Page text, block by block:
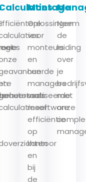
Montage
Oplossingen
voor
monteurs
en
hun
managers
voor
meer
efficiëntie
op
kantoor
en
bij
de
Neem
de
leiding
over
je
met
onze